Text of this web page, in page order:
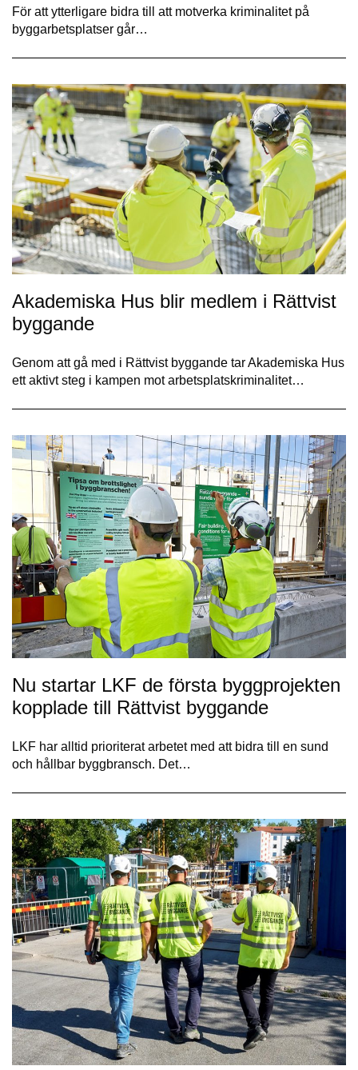
För att ytterligare bidra till att motverka kriminalitet på
byggarbetsplatser går…
Akademiska Hus blir medlem i Rättvist
byggande
Genom att gå med i Rättvist byggande tar Akademiska Hus
ett aktivt steg i kampen mot arbetsplatskriminalitet…
Nu startar LKF de första byggprojekten
kopplade till Rättvist byggande
LKF har alltid prioriterat arbetet med att bidra till en sund
och hållbar byggbransch. Det…